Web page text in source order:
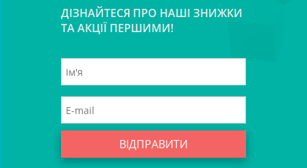
ДІЗНАЙТЕСЯ ПРО НАШІ ЗНИЖКИ
ТА АКЦІЇ ПЕРШИМИ!
ВІДПРАВИТИ